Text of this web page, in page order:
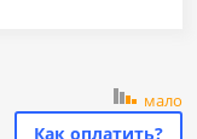
мало
Как оплатить?